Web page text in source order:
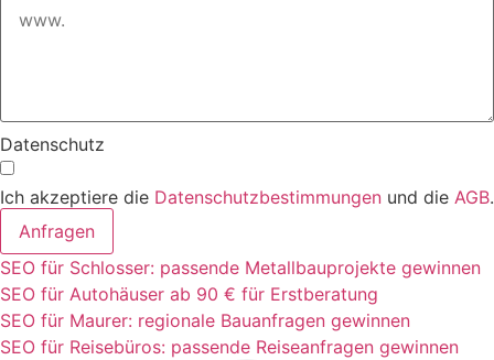
Datenschutz
Ich akzeptiere die Datenschutzbestimmungen und die AGB.
Anfragen
SEO für Schlosser: passende Metallbauprojekte gewinnen
SEO für Autohäuser ab 90 € für Erstberatung
SEO für Maurer: regionale Bauanfragen gewinnen
SEO für Reisebüros: passende Reiseanfragen gewinnen